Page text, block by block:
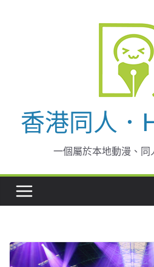
香港同人．
一個屬於本地動漫、同